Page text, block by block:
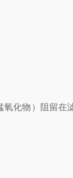
化物）阻留在